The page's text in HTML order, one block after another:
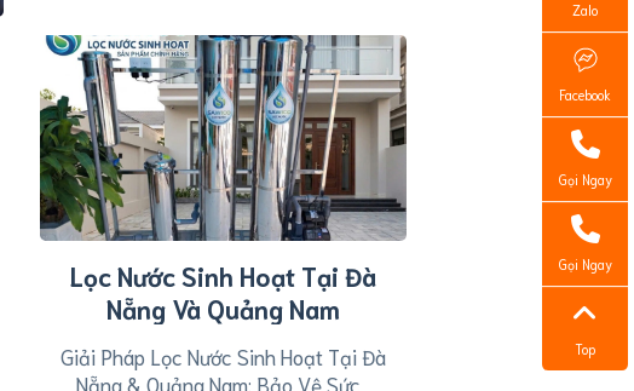
Lọc Nước Sinh Hoạt Tại Đà
Nẵng Và Quảng Nam
Giải Pháp Lọc Nước Sinh Hoạt Tại Đà
Nẵng & Quảng Nam: Bảo Vệ Sức...
Zalo
Facebook
Gọi Ngay
Gọi Ngay
Top